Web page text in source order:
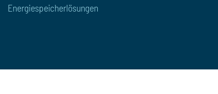
Energiespeicherlösungen